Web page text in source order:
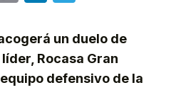
un duelo de
Rocasa Gran
defensivo de la